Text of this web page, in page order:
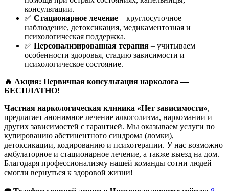
консультации.
✅ Стационарное лечение – круглосуточное
наблюдение, детоксикация, медикаментозная и
психологическая поддержка.
✅ Персонализированная терапия – учитываем
особенности здоровья, стадию зависимости и
психологическое состояние.
🔥 Акция: Первичная консультация нарколога —
БЕСПЛАТНО!
Частная наркологическая клиника «Нет зависимости»,
предлагает анонимное лечение алкоголизма, наркомании и
других зависимостей с гарантией. Мы оказываем услуги по
купированию абстинентного синдрома (ломки),
детоксикации, кодированию и психотерапии. У нас возможно
амбулаторное и стационарное лечение, а также выезд на дом.
Благодаря профессионализму нашей команды сотни людей
смогли вернуться к здоровой жизни!